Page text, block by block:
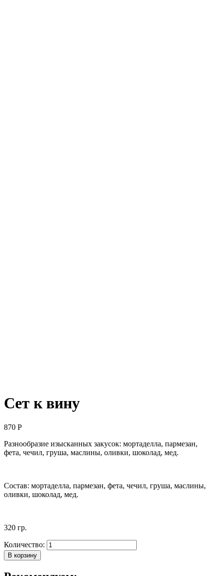
Сет к вину
870 Р
Разнообразие изысканных закусок: мортаделла, пармезан,
фета, чечил, груша, маслины, оливки, шоколад, мед.
Состав: мортаделла, пармезан, фета, чечил, груша, маслины,
оливки, шоколад, мед.
320 гр.
Количество:
В корзину